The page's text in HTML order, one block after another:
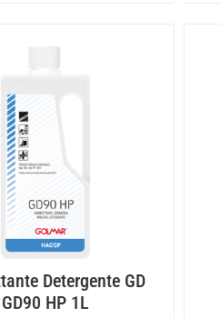
Detergente GD
GD90 HP 1L